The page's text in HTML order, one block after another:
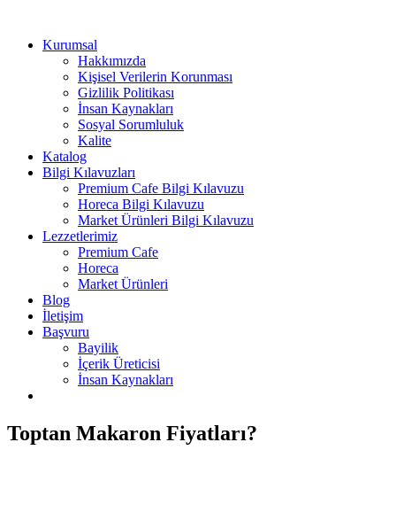
Kurumsal
Hakkımızda
Kişisel Verilerin Korunması
Gizlilik Politikası
İnsan Kaynakları
Sosyal Sorumluluk
Kalite
Katalog
Bilgi Kılavuzları
Premium Cafe Bilgi Kılavuzu
Horeca Bilgi Kılavuzu
Market Ürünleri Bilgi Kılavuzu
Lezzetlerimiz
Premium Cafe
Horeca
Market Ürünleri
Blog
İletişim
Başvuru
Bayilik
İçerik Üreticisi
İnsan Kaynakları
Toptan Makaron Fiyatları?